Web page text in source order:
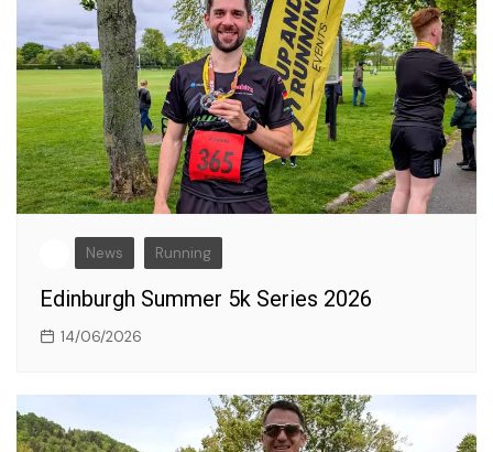
News Running
Edinburgh Summer 5k Series 2026
14/06/2026